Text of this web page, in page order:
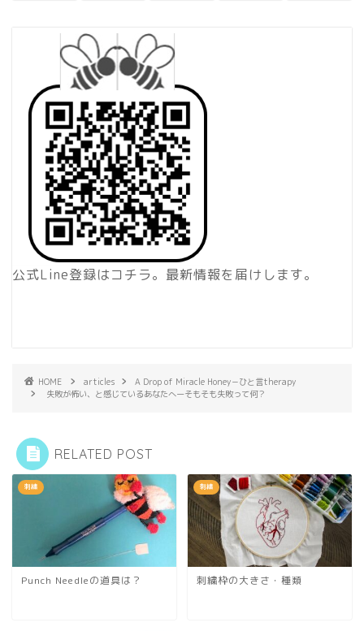
公式Line登録はコチラ。最新情報を届けします。
HOME articles
A Drop of Miracle Honey－ひと言therapy
失敗が怖い、と感じているあなたへーそもそも失敗って何？
RELATED POST
刺繍
Punch Needleの道具は？
刺繍
刺繍枠の大きさ・種類